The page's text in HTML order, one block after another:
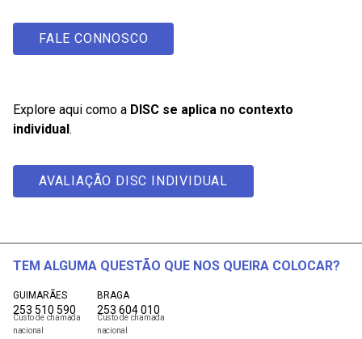
FALE CONNOSCO
Explore aqui como a DISC se aplica no contexto
individual .
AVALIAÇÃO DISC INDIVIDUAL
TEM ALGUMA QUESTÃO QUE NOS QUEIRA COLOCAR?
GUIMARÃES
253 510 590
Custo de chamada
nacional
BRAGA
253 604 010
Custo de chamada
nacional